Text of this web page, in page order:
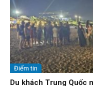
Điểm tin
Du khách Trung Quốc